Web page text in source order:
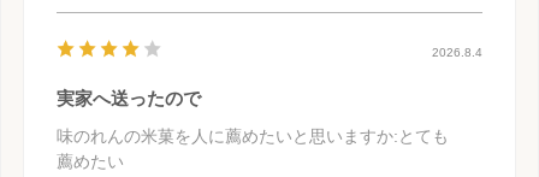
2026.8.4
実家へ送ったので
味のれんの米菓を人に薦めたいと思いますか:とても
薦めたい